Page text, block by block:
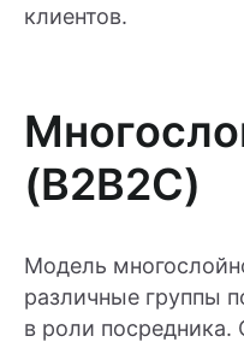
клиентов.
(B2B2C)
Модель
различные группы
в роли посредника.